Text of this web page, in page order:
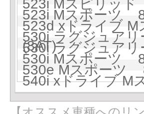
523i Mスピリッ
523i Mスポーツ
523d xドライブ
(8AT)
530i ラグジュア
530i ラグジュア
530i Mスポーツ
530e Mスポーツ
540i xドライブ